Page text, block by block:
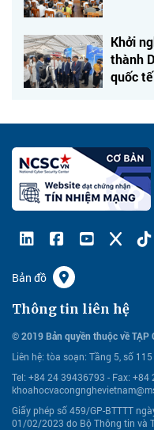
Khởi
thành
quốc tế
Bản đồ
Thông tin liên hệ
© 2019 Bản quyền thuộc về TẠP
Liên hệ: tòa soạn: Tầng 5, số
Tel: +84 24 39436793 - Fax: +84
Giấy phép số 459/GP-BTTTT
01/02/2023 do Bộ Thông tin và